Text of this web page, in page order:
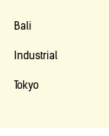
Bali
Industrial
Tokyo